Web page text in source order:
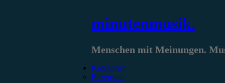
minutenmusik.
Menschen mit Meinungen.
Kategorien
Rezension